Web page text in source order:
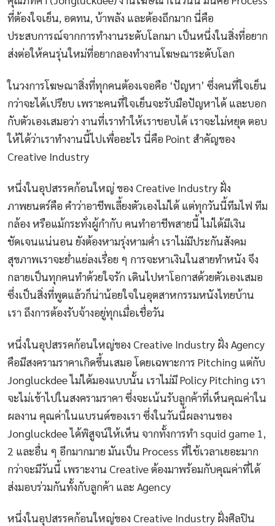
ที่ต้องใจเย็น, อดทน, บ้าพลัง และต้องถึกมาก นี่คือ
ประสบการณ์จากการทำงานระดับโลกมา เป็นหนึ่งในสิ่งที่อยาก
ส่งต่อให้คนรุ่นใหม่ที่อยากลองทำงานโฆษณาระดับโลก
ในวงการโฆษณาสิ่งที่ทุกคนต้องเจอคือ ‘ปัญหา’ ซึ่งคนที่ใจเย็น
กว่าจะได้เปรียบ เพราะคนที่ใจเย็นจะรับมือปัญหาได้ และบอก
กับตัวเองเสมอว่า งานที่เราทำให้เราชอบได้ เราจะไม่หยุด ตอบ
ให้ได้ว่าเราทำงานนี้ไปเพื่ออะไร นี่คือ Point สำคัญของ
Creative Industry
หนึ่งในอุปสรรคก้อนใหญ่ ของ Creative Industry ฝั่ง
ภาพยนตร์​คือ คำว่าอาชีพเลี้ยงตัวเองไม่ได้ แต่ทุกวันนี้ทีมไฟ ทีม
กล้อง หรือแม้กระทั่งผู้กำกับ คนทำอาชีพสายนี้ ไม่ได้มีเงิน
ชัดเจนแน่นอน ยังต้องหามรุ่งหามค่ำ เราไม่มีประกันสังคม
สุขภาพเราจะย่ำแย่ลงเรื่อย ๆ การจะหาเงินในสายทำหนัง จึง
กลายเป็นทุกคนทำด้วยใจรัก เดินไปหาโอกาสด้วยตัวเองเสมอ
ซึ่งเป็นสิ่งที่พูดแล้วก็น่าน้อยใจในอุตสาหกรรมหนังไทยบ้าน
เรา ถึงการต้องรับจ้างอยู่ทุกเมื่อเชื่อวัน
หนึ่งในอุปสรรคก้อนใหญ่ของ Creative Industry ฝั่ง Agency
คือมีสงครามราคาเกิดขึ้นเสมอ โดยเฉพาะการ Pitching แต่กับ
Jongluckdee ไม่ได้มองแบบนั้น เราไม่มี Policy Pitching เรา
จะไม่เข้าไปในสงครามราคา ซึ่งจะเน้นรับลูกค้าที่เห็นคุณค่าใน
ผลงาน คุณค่าในแบรนด์ของเรา ซึ่งในวันนี้ผลงานของ
Jongluckdee ได้พิสูจน์ให้เห็น จากทั้งการทำ squid game 1,
2 และอื่น ๆ อีกมากมาย มันเป็น Process ที่ใช้เวลาเยอะมาก
กว่าจะมีวันนี้ เพราะงาน Creative ต้องมาพร้อมกับคุณค่าที่ได้
ส่งมอบร่วมกันทั้งกับลูกค้า และ Agency
หนึ่งในอุปสรรคก้อนใหญ่ของ Creative Industry ฝั่งศิลปิน